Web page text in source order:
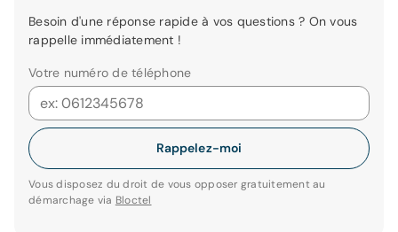
Besoin d'une réponse rapide à vos questions ? On vous
rappelle immédiatement !
Votre numéro de téléphone
Rappelez-moi
Vous disposez du droit de vous opposer gratuitement au
démarchage via Bloctel